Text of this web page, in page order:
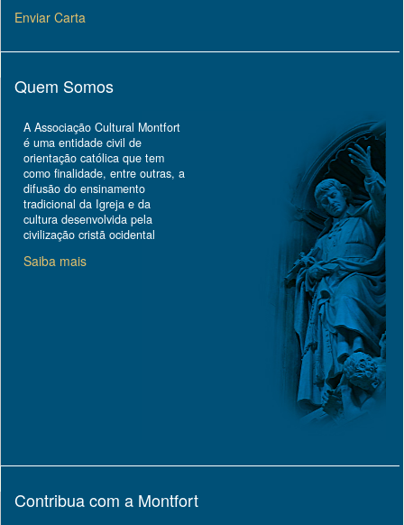
Enviar Carta
Quem Somos
A Associação Cultural Montfort
é uma entidade civil de
orientação católica que tem
como finalidade, entre outras, a
difusão do ensinamento
tradicional da Igreja e da
cultura desenvolvida pela
civilização cristã ocidental
Saiba mais
Contribua com a Montfort